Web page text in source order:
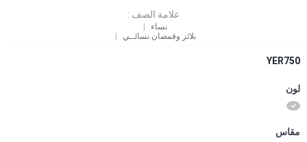
علامة الصف :
نساء
بلائز وقمصان نسائــي
YER750
لون
مقاس